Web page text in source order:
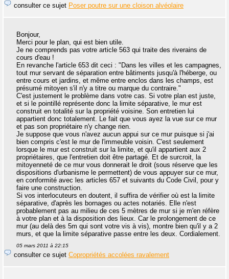
consulter ce sujet Poser poutre sur une cloison alvéolaire
Bonjour,
Merci pour le plan, qui est bien utile.
Je ne comprends pas votre article 563 qui traite des riverains de
cours d'eau !
En revanche l'article 653 dit ceci : "Dans les villes et les campagnes,
tout mur servant de séparation entre bâtiments jusqu'à l'héberge, ou
entre cours et jardins, et même entre enclos dans les champs, est
présumé mitoyen s'il n'y a titre ou marque du contraire."
C'est justement le problème dans votre cas. Si votre plan est juste,
et si le pointillé représente donc la limite séparative, le mur est
construit en totalité sur la propriété voisine. Son entretien lui
appartient donc totalement. Le fait que vous ayez la vue sur ce mur
et pas son propriétaire n'y change rien.
Je suppose que vous n'avez aucun appui sur ce mur puisque si j'ai
bien compris c'est le mur de l'immeuble voisin. C'est seulement
lorsque le mur est construit sur la limite, et qu'il appartient aux 2
propriétaires, que l'entretien doit être partagé. Et de surcroit, la
mitoyenneté de ce mur vous donnerait le droit (sous réserve que les
dispositions d'urbanisme le permettent) de vous appuyer sur ce mur,
en conformité avec les articles 657 et suivants du Code Civil, pour y
faire une construction.
Si vos interlocuteurs en doutent, il suffira de vérifier où est la limite
séparative, d'après les bornages ou actes notariés. Elle n'est
probablement pas au milieu de ces 5 mètres de mur si je m'en réfère
à votre plan et à la disposition des lieux. Car le prolongement de ce
mur (au delà des 5m qui sont votre vis à vis), montre bien qu'il y a 2
murs, et que la limite séparative passe entre les deux. Cordialement.
05 mars 2011 à 22:15
consulter ce sujet Copropriétés accolées ravalement